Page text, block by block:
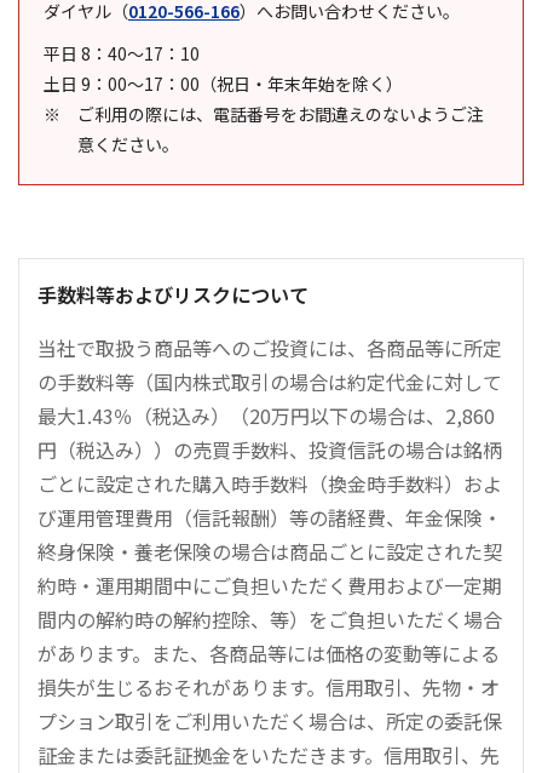
ダイヤル （0120-566-166） へお問い合わせください。
平日 8：40～17：10
土日 9：00～17：00（祝日・年末年始を除く）
ご利用の際には、電話番号をお間違えのないようご注
意ください。
手数料等およびリスクについて
当社で取扱う商品等へのご投資には、各商品等に所定
の手数料等（国内株式取引の場合は約定代金に対して
最大1.43％（税込み）（20万円以下の場合は、2,860
円（税込み））の売買手数料、投資信託の場合は銘柄
ごとに設定された購入時手数料（換金時手数料）およ
び運用管理費用（信託報酬）等の諸経費、年金保険・
終身保険・養老保険の場合は商品ごとに設定された契
約時・運用期間中にご負担いただく費用および一定期
間内の解約時の解約控除、等）をご負担いただく場合
があります。また、各商品等には価格の変動等による
損失が生じるおそれがあります。信用取引、先物・オ
プション取引をご利用いただく場合は、所定の委託保
証金または委託証拠金をいただきます。信用取引、先